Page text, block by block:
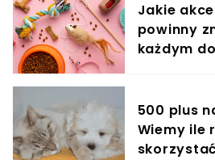
Jakie
powinny
każdym
500 plus
Wiemy ile